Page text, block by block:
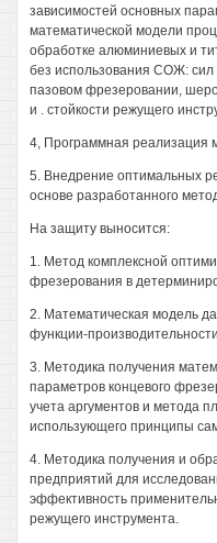
зависимостей основных
математической модели
обработке алюминиевых и
без использования СОЖ: сил
пазовом фрезеровании,
и . стойкости режущего
4, Программная реализация
5. Внедрение оптимальных
основе разработанного
На защиту выносится:
1. Метод комплексной
фрезерования в
2. Математическая модель
функции-
3. Методика получения
параметров концевого
учета аргументов и метода
использующего принципы
4. Методика получения и
предприятий для
эффективность
режущего инструмента.